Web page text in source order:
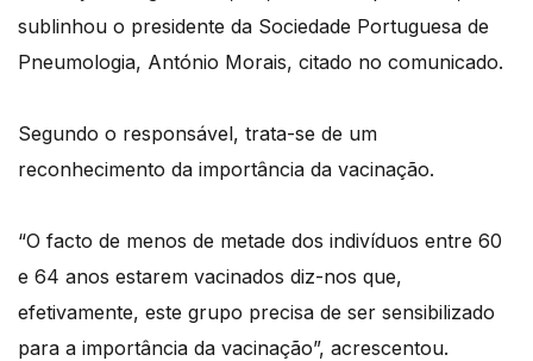
sublinhou o presidente da Sociedade Portuguesa de
Pneumologia, António Morais, citado no comunicado.
Segundo o responsável, trata-se de um
reconhecimento da importância da vacinação.
“O facto de menos de metade dos indivíduos entre 60
e 64 anos estarem vacinados diz-nos que,
efetivamente, este grupo precisa de ser sensibilizado
para a importância da vacinação”, acrescentou.